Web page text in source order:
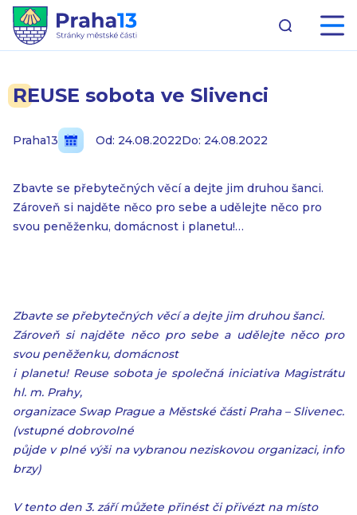
REUSE sobota ve Slivenci
Praha13 Od: 24.08.2022Do: 24.08.2022
Zbavte se přebytečných věcí a dejte jim druhou šanci.
Zároveň si najděte něco pro sebe a udělejte něco pro
svou peněženku, domácnost i planetu!…
Zbavte se přebytečných věcí a dejte jim druhou šanci.
Zároveň si najděte něco pro sebe a udělejte něco pro
svou peněženku, domácnost
i planetu! Reuse sobota je společná iniciativa Magistrátu
hl. m. Prahy,
organizace Swap Prague a Městské části Praha – Slivenec.
(vstupné dobrovolné
půjde v plné výši na vybranou neziskovou organizaci, info
brzy)
V tento den 3. září můžete přinést či přivézt na místo